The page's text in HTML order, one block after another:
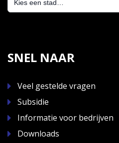
SNEL NAAR
Veel gestelde vragen
Subsidie
Informatie voor bedrijven
Downloads